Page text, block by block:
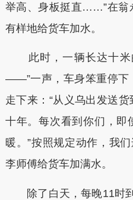
举高、身板挺直……”在翁
有样地给货车加水。
此时，一辆长达十米
——”一声，车身笨重停下
走下来：“从义乌出发送
十年。每次看到你们，即
暖。”按照规定动作，我
李师傅给货车加满水。
除了白天，每晚11时到